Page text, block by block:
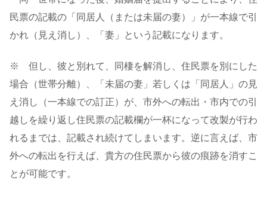
民票の記載の「同居人（または未届の妻）」が一本線で引
かれ（見え消し）、「妻」という記載になります。
※ 但し、彼と別れて、同棲を解消し、住民票を別にした
場合（世帯分離）、「未届の妻」若しくは「同居人」の見
え消し（一本線での訂正）が、市外への転出・市内での引
越しを繰り返し住民票の記載欄が一杯になって改製が行わ
れるまでは、記載され続けてしまいます。逆に言えば、市
外への転出を行えば、貴方の住民票から彼の痕跡を消すこ
とが可能です。